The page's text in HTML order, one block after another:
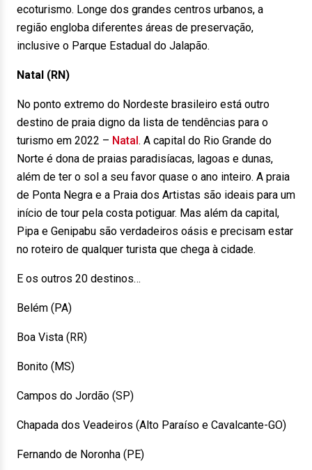
ecoturismo. Longe dos grandes centros urbanos, a
região engloba diferentes áreas de preservação,
inclusive o Parque Estadual do Jalapão.
Natal (RN)
No ponto extremo do Nordeste brasileiro está outro
destino de praia digno da lista de tendências para o
turismo em 2022 – Natal. A capital do Rio Grande do
Norte é dona de praias paradisíacas, lagoas e dunas,
além de ter o sol a seu favor quase o ano inteiro. A praia
de Ponta Negra e a Praia dos Artistas são ideais para um
início de tour pela costa potiguar. Mas além da capital,
Pipa e Genipabu são verdadeiros oásis e precisam estar
no roteiro de qualquer turista que chega à cidade.
E os outros 20 destinos…
Belém (PA)
Boa Vista (RR)
Bonito (MS)
Campos do Jordão (SP)
Chapada dos Veadeiros (Alto Paraíso e Cavalcante-GO)
Fernando de Noronha (PE)